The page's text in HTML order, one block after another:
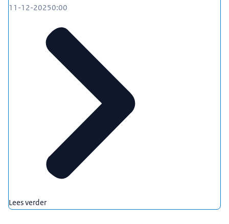
11-12-20250:00
Lees verder